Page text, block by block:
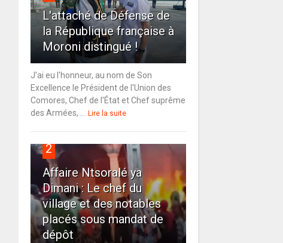
L'attaché de Défense de
la République française à
Moroni distingué !
J'ai eu l'honneur, au nom de Son
Excellence le Président de l'Union des
Comores, Chef de l'État et Chef suprême
des Armées, ...
Lire la suite
2
Affaire Ntsoralé ya
Dimani : Le chef du
village et des notables
placés sous mandat de
dépôt